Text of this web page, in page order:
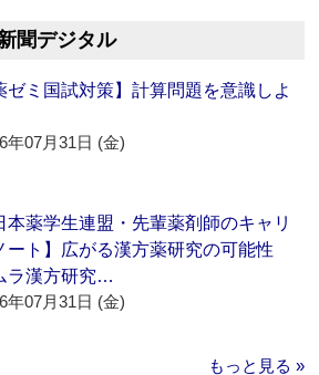
聞デジタル
ゼミ国試対策】計算問題を意識しよ
年07月31日 (金)
本薬学生連盟・先輩薬剤師のキャリ
ート】広がる漢方薬研究の可能性
ラ漢方研究…
年07月31日 (金)
もっと見る »